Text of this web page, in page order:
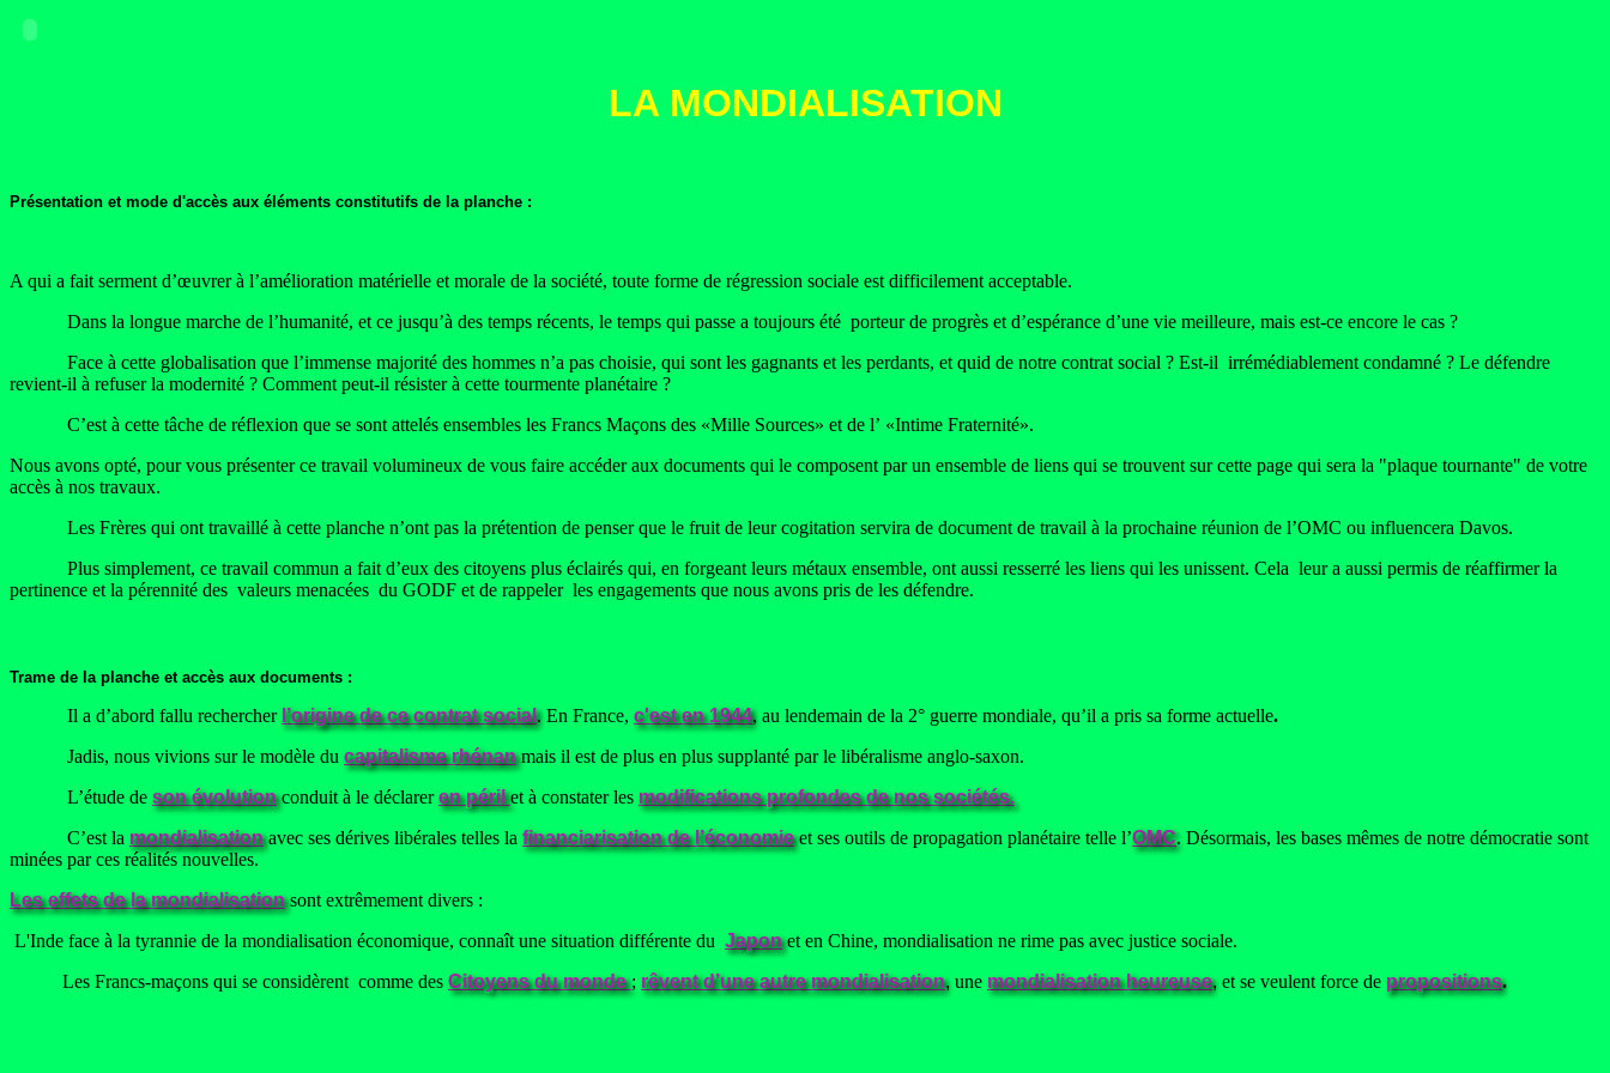
LA MONDIALISATION
Présentation et mode d'accès aux éléments constitutifs de la planche :
A qui a fait serment d’œuvrer à l’amélioration matérielle et morale de la société, toute forme de régression sociale est difficilement acceptable.
Dans la longue marche de l’humanité, et ce jusqu’à des temps récents, le temps qui passe a toujours été porteur de progrès et d’espérance d’une vie meilleure, mais est-ce encore le cas ?
Face à cette globalisation que l’immense majorité des hommes n’a pas choisie, qui sont les gagnants et les perdants, et quid de notre contrat social ? Est-il irrémédiablement condamné ? Le défendre
revient-il à refuser la modernité ? Comment peut-il résister à cette tourmente planétaire ?
C’est à cette tâche de réflexion que se sont attelés ensembles les Francs Maçons des «Mille Sources» et de l’ «Intime Fraternité».
Nous avons opté, pour vous présenter ce travail volumineux de vous faire accéder aux documents qui le composent par un ensemble de liens qui se trouvent sur cette page qui sera la "plaque tournante" de votre
accès à nos travaux.
Les Frères qui ont travaillé à cette planche n’ont pas la prétention de penser que le fruit de leur cogitation servira de document de travail à la prochaine réunion de l’OMC ou influencera Davos.
Plus simplement, ce travail commun a fait d’eux des citoyens plus éclairés qui, en forgeant leurs métaux ensemble, ont aussi resserré les liens qui les unissent. Cela leur a aussi permis de réaffirmer la
pertinence et la pérennité des valeurs menacées du GODF et de rappeler les engagements que nous avons pris de les défendre.
Trame de la planche et accès aux documents :
Il a d’abord fallu rechercher l’origine de ce contrat social. En France, c'est en 1944, au lendemain de la 2° guerre mondiale, qu’il a pris sa forme actuelle.
Jadis, nous vivions sur le modèle du capitalisme rhénan mais il est de plus en plus supplanté par le libéralisme anglo-saxon.
L’étude de son évolutionconduit à le déclareren périlet à constater les modifications profondes de nos sociétés.
C’est la mondialisationavec ses dérives libérales telles la financiarisation de l’économie et ses outils de propagation planétaire telle l’OMC. Désormais, les bases mêmes de notre démocratie sont
minées par ces réalités nouvelles.
Les effets de la mondialisation sont extrêmement divers :
L'Inde face à la tyrannie de la mondialisation économique, connaît une situation différente du Japon et en Chine, mondialisation ne rime pas avec justice sociale.
Les Francs-maçons qui se considèrent comme des Citoyens du monde; rêvent d’une autre mondialisation,une mondialisation heureuse, et se veulent force de propositions.